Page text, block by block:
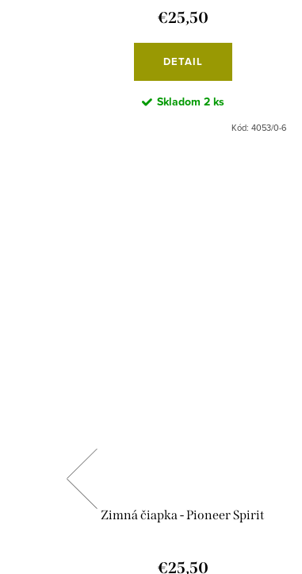
€25,50
DETAIL
Skladom 2 ks
Kód: 4053/0-6
Zimná čiapka - Pioneer Spirit
€25,50